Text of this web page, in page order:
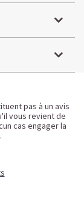
pas à un avis
vous revient de
cas engager la